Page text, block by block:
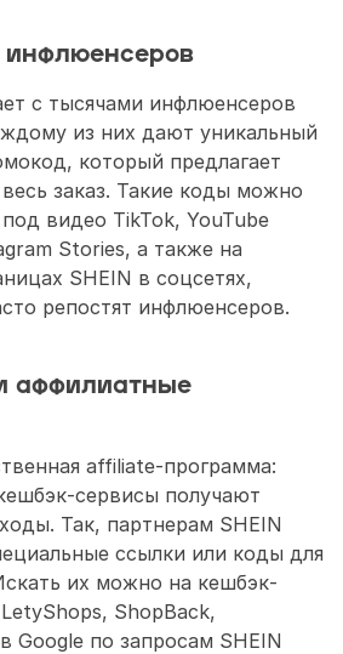
инфлюенсеров
с тысячами инфлюенсеров
из них дают уникальный
который предлагает
заказ. Такие коды можно
видео TikTok, YouTube
Stories, а также на
SHEIN в соцсетях,
репостят инфлюенсеров.
аффилиатные
affiliate-программа:
сервисы получают
Так, партнерам SHEIN
ссылки или коды для
их можно на кешбэк-
ShopBack,
Google по запросам SHEIN